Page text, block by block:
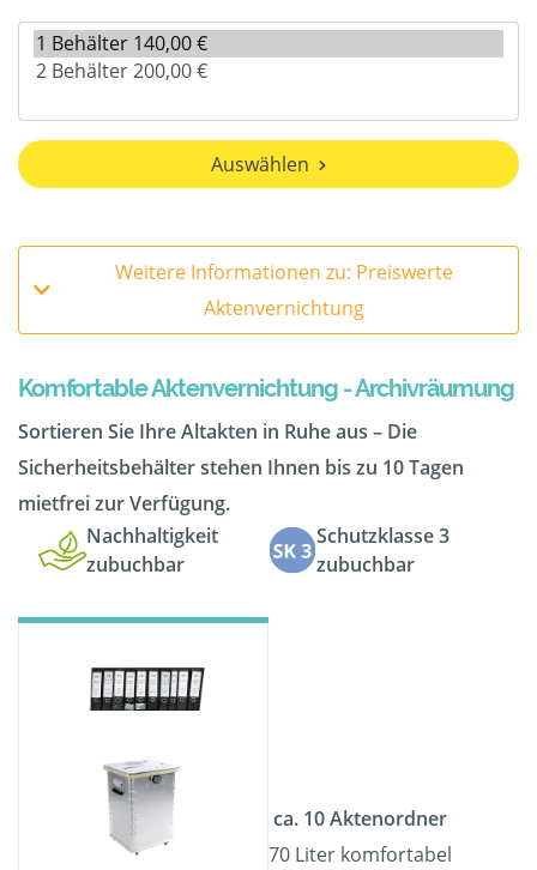
Auswählen
Weitere Informationen zu: Preiswerte
Aktenvernichtung
Komfortable Aktenvernichtung - Archivräumung
Sortieren Sie Ihre Altakten in Ruhe aus – Die
Sicherheitsbehälter stehen Ihnen bis zu 10 Tagen
mietfrei zur Verfügung.
Nachhaltigkeit
zubuchbar
Schutzklasse 3
zubuchbar
ca. 10 Aktenordner
70 Liter komfortabel